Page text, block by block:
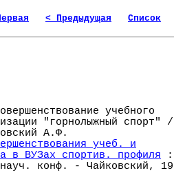
< Предыдущая Список
учебного
"горнолыжный спорт" /
А.Ф.
учеб. и
в ВУЗах спортив. профиля :
конф. - Чайковский,